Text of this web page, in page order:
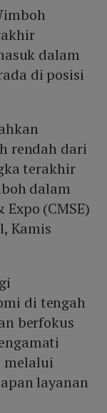
dalam
di posisi
rendah dari
terakhir
dalam
(CMSE)
Kamis
di tengah
berfokus
melalui
layanan